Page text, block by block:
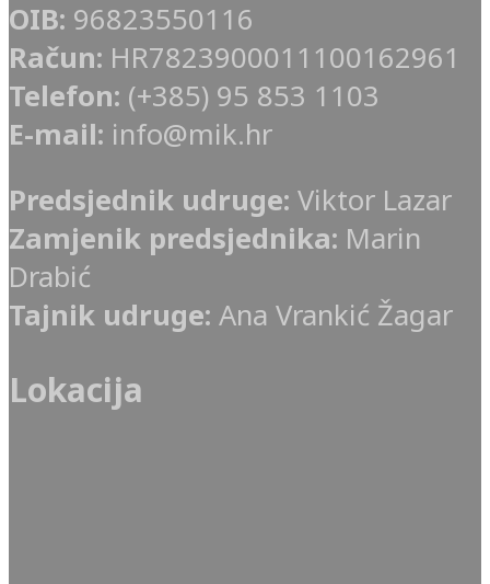
OIB: 96823550116
Račun: HR7823900011100162961
Telefon: (+385) 95 853 1103
E-mail: info@mik.hr
Predsjednik udruge: Viktor Lazar
Zamjenik predsjednika: Marin
Drabić
Tajnik udruge: Ana Vrankić Žagar
Lokacija